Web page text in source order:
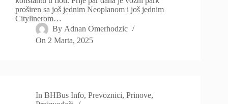
proširen sa još jednim Neoplanom i još jednim
Citylinerom…
By Adnan Omerhodzic
On 2 Marta, 2025
In BHBus Info,Prevoznici,Prinove,